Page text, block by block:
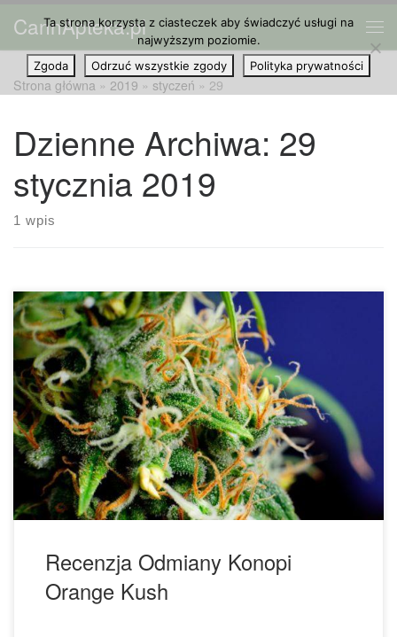
Przejdź do treści
CannApteka.pl
Strona główna » 2019 » styczeń » 29
Dzienne Archiwa: 29
stycznia 2019
1 wpis
Opis odmiany: Orange Kush to odmiana, w której dominuje
indica, a która jest skrzyżowanie Orange Bud z Kushem.
Nazwana z powodu mocnego, cytrusowego smaku i
aromatu, Orange Kush oferuje silne, euforyczne efekty,
które rozluźnią twoje ciało jak i podniosą twój nastrój.
Techniki uprawy: w przypadku wysokiej jakości gleb i
uprawy […]
Recenzja Odmiany Konopi
Orange Kush
Ta strona korzysta z ciasteczek aby świadczyć usługi na
najwyższym poziomie.
Zgoda
Odrzuć wszystkie zgody Polityka prywatności